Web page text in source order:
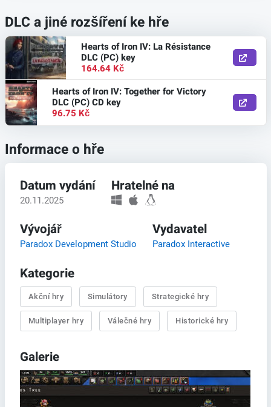
DLC a jiné rozšíření ke hře
Hearts of Iron IV: La Résistance
DLC (PC) key
164.64 Kč
Hearts of Iron IV: Together for Victory
DLC (PC) CD key
96.75 Kč
Informace o hře
Datum vydání
20.11.2025
Hratelné na
Vývojář
Paradox Development Studio
Vydavatel
Paradox Interactive
Kategorie
Akční hry Simulátory Strategické hry
Multiplayer hry Válečné hry Historické hry
Galerie